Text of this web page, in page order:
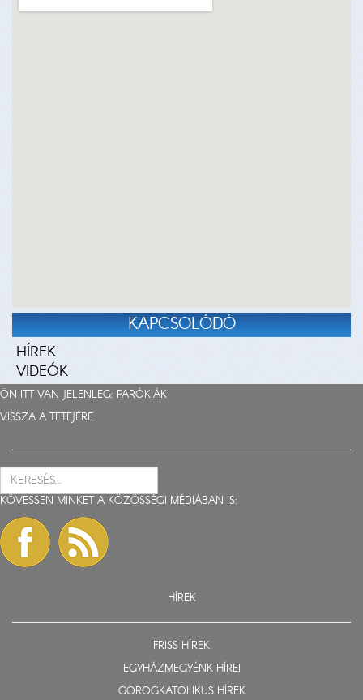
KAPCSOLÓDÓ
HÍREK
VIDEÓK
ÖN ITT VAN JELENLEG: PARÓKIÁK
VISSZA A TETEJÉRE
KÖVESSEN MINKET A KÖZÖSSÉGI MÉDIÁBAN IS:
HÍREK
FRISS HÍREK
EGYHÁZMEGYÉNK HÍREI
GÖRÖGKATOLIKUS HÍREK